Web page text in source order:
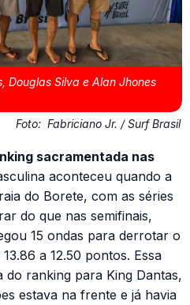
Douglas Silva e Alan Jhones
Foto: Fabriciano Jr. / Surf Brasil
sacramentada nas
aconteceu quando a
do Borete, com as séries
do que nas semifinais,
15 ondas para derrotar o
a 12.50 pontos. Essa
do ranking para King Dantas,
estava na frente e já havia